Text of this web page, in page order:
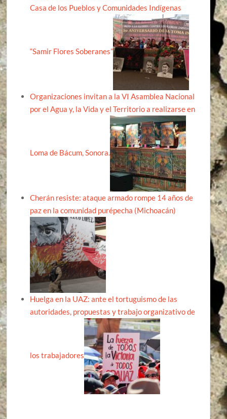
Casa de los Pueblos y Comunidades Indígenas
“Samir Flores Soberanes”
Organizaciones invitan a la VI Asamblea Nacional
por el Agua y, la Vida y el Territorio a realizarse en
Loma de Bácum, Sonora.
Cherán resiste: ataque armado rompe 14 años de
paz en la comunidad purépecha (Michoacán)
Huelga en la UAZ: ante el tortuguismo de las
autoridades, propuestas y trabajo organizativo de
los trabajadores